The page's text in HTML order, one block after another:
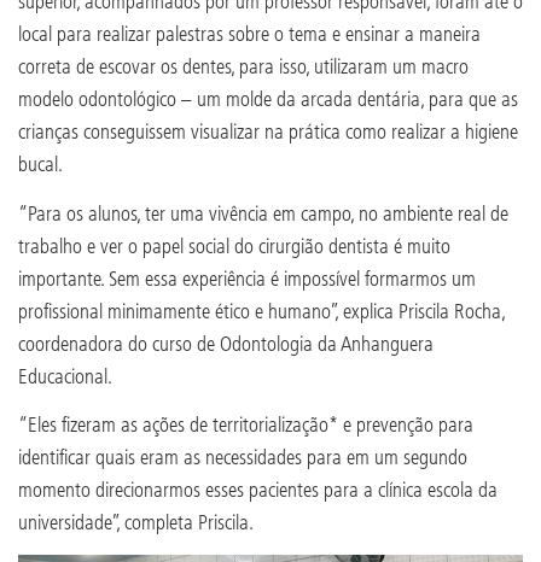
local para realizar palestras sobre o tema e ensinar a maneira
correta de escovar os dentes, para isso, utilizaram um macro
modelo odontológico – um molde da arcada dentária, para que as
crianças conseguissem visualizar na prática como realizar a higiene
bucal.
“Para os alunos, ter uma vivência em campo, no ambiente real de
trabalho e ver o papel social do cirurgião dentista é muito
importante. Sem essa experiência é impossível formarmos um
profissional minimamente ético e humano”, explica Priscila Rocha,
coordenadora do curso de Odontologia da Anhanguera
Educacional.
“Eles fizeram as ações de territorialização* e prevenção para
identificar quais eram as necessidades para em um segundo
momento direcionarmos esses pacientes para a clínica escola da
universidade”, completa Priscila.